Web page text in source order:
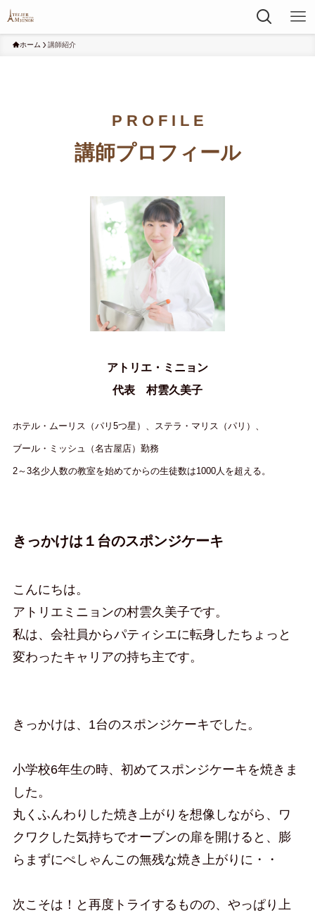
ホーム 講師紹介
P R O F I L E
講師プロフィール
アトリエ・ミニョン
代表 村雲久美子
ホテル・ムーリス（パリ5つ星）、ステラ・マリス（パリ）、
ブール・ミッシュ（名古屋店）勤務
2～3名少人数の教室を始めてからの生徒数は1000人を超える。
きっかけは１台のスポンジケーキ
こんにちは。
アトリエミニョンの村雲久美子です。
私は、会社員からパティシエに転身したちょっと
変わったキャリアの持ち主です。
きっかけは、1台のスポンジケーキでした。
小学校6年生の時、初めてスポンジケーキを焼きま
した。
丸くふんわりした焼き上がりを想像しながら、ワ
クワクした気持ちでオーブンの扉を開けると、膨
らまずにぺしゃんこの無残な焼き上がりに・・
次こそは！と再度トライするものの、やっぱり上